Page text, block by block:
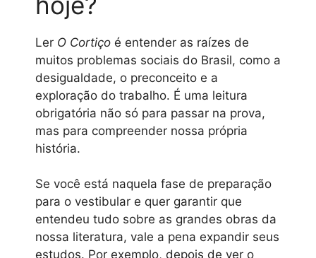
Ler O Cortiço é entender as raízes de
muitos problemas sociais do Brasil, como a
desigualdade, o preconceito e a
exploração do trabalho. É uma leitura
obrigatória não só para passar na prova,
mas para compreender nossa própria
história.
Se você está naquela fase de preparação
para o vestibular e quer garantir que
entendeu tudo sobre as grandes obras da
nossa literatura, vale a pena expandir seus
estudos. Por exemplo, depois de ver o